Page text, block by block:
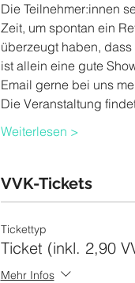
Die Teilnehmer:innen
Zeit, um spontan ein
überzeugt haben,
ist allein eine gute
Email gerne bei uns
Die Veranstaltung
Weiterlesen >
VVK-Tickets
Tickettyp
Ticket (inkl. 2,90
Mehr Infos